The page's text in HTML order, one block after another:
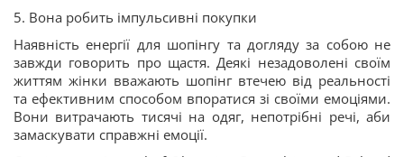
5. Вона робить імпульсивні покупки
Наявність енергії для шопінгу та догляду за собою не
завжди говорить про щастя. Деякі незадоволені своїм
життям жінки вважають шопінг втечею від реальності
та ефективним способом впоратися зі своїми емоціями.
Вони витрачають тисячі на одяг, непотрібні речі, аби
замаскувати справжні емоції.